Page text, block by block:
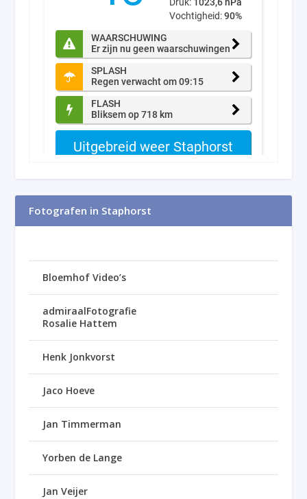
Fotografen in Staphorst
Bloemhof Video’s
admiraalFotografie
Rosalie Hattem
Henk Jonkvorst
Jaco Hoeve
Jan Timmerman
Yorben de Lange
Jan Veijer